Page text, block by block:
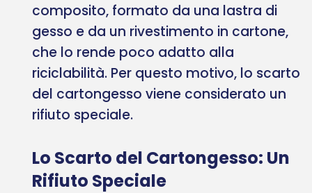
composito, formato da una lastra di
gesso e da un rivestimento in cartone,
che lo rende poco adatto alla
riciclabilità. Per questo motivo, lo scarto
del cartongesso viene considerato un
rifiuto speciale.
Lo Scarto del Cartongesso: Un
Rifiuto Speciale